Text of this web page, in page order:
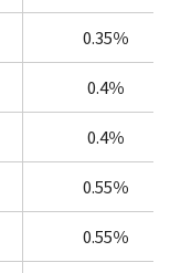
0.35％
0.4％
0.4％
0.55％
0.55％